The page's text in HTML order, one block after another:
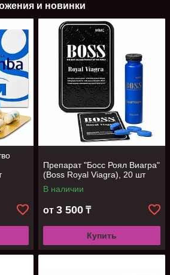
и новинки
Препарат "Босс Роял Виагра"
(Boss Royal Viagra), 20 шт
В наличии
от 3 500 ₸
Купить